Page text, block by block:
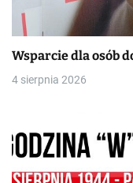
Wsparcie dla osób
4 sierpnia 2026